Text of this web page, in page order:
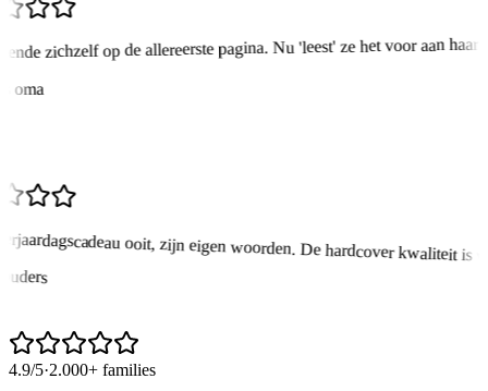
zichzelf op de allereerste pagina. Nu 'leest' ze het voor aan haar
oma
ooit, zijn eigen woorden. De hardcover kwaliteit is
4.9/5·2.000+ families